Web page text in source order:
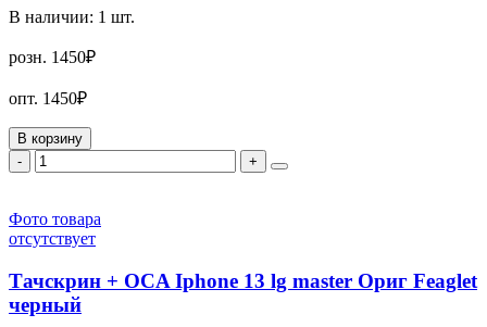
В наличии: 1 шт.
розн. 1450₽
опт. 1450₽
В корзину
-
+
Фото товара
отсутствует
Тачскрин + OCA Iphone 13 lg master Ориг Feaglet
черный